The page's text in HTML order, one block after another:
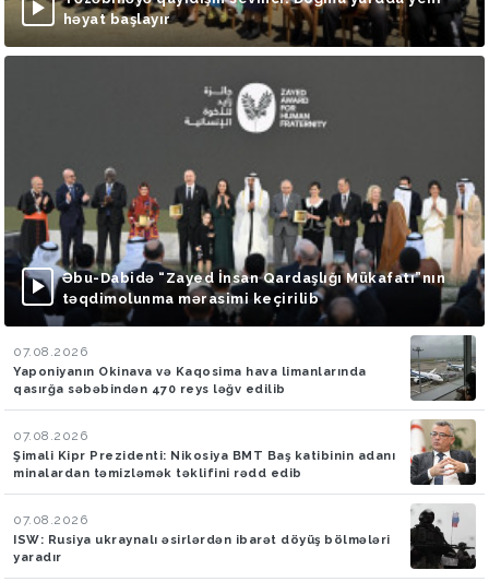
həyat başlayır
Əbu-Dabidə “Zayed İnsan Qardaşlığı Mükafatı”nın
təqdimolunma mərasimi keçirilib
07.08.2026
Yaponiyanın Okinava və Kaqosima hava limanlarında
qasırğa səbəbindən 470 reys ləğv edilib
07.08.2026
Şimali Kipr Prezidenti: Nikosiya BMT Baş katibinin adanı
minalardan təmizləmək təklifini rədd edib
07.08.2026
ISW: Rusiya ukraynalı əsirlərdən ibarət döyüş bölmələri
yaradır